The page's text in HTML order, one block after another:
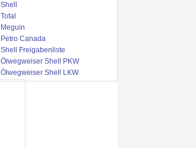
Shell
Total
Meguin
Petro Canada
Shell Freigabenliste
Ölwegweiser Shell PKW
Ölwegweiser Shell LKW